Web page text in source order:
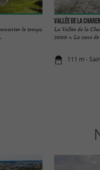
le temps.
Vallée de la
La Vallée de la
2000 ». La zone de
111 m -